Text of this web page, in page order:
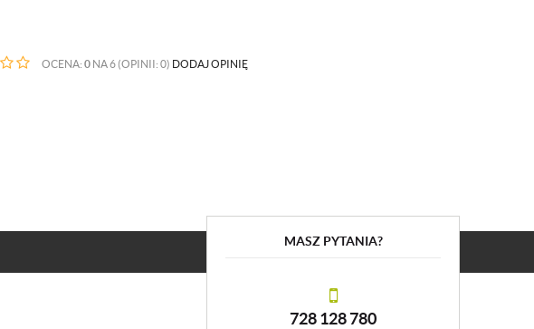
OCENA: 0 NA 6 (OPINII: 0) DODAJ OPINIĘ
MASZ PYTANIA?
728 128 780